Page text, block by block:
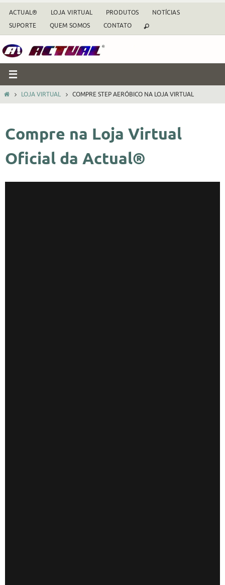
Skip
content
ACTUAL® LOJA VIRTUAL PRODUTOS
NOTÍCIAS
SUPORTE
QUEM SOMOS CONTATO
HOMELOJA VIRTUAL COMPRE STEP AERÓBICO NA LOJA VIRTUAL
Compre na Loja Virtual
Oficial da Actual®